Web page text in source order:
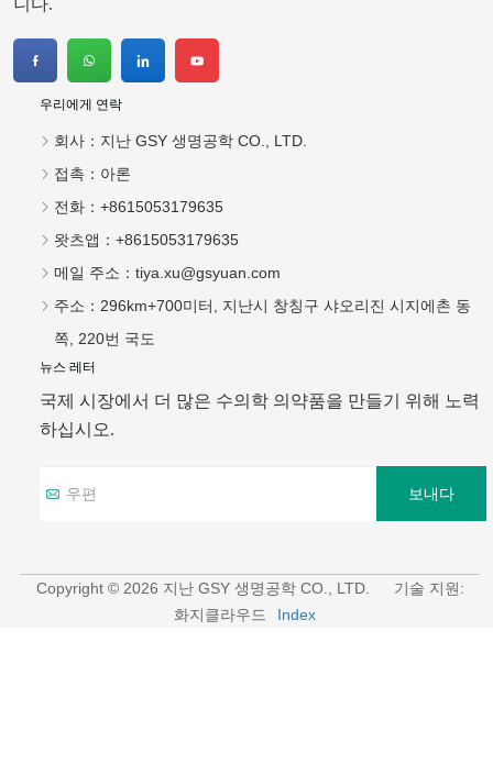
니다.
우리에게 연락
회사： 지난 GSY 생명공학 CO., LTD.
접촉： 아론
전화： +8615053179635
왓츠앱： +8615053179635
메일 주소： tiya.xu@gsyuan.com
주소： 296km+700미터, 지난시 창칭구 샤오리진 시지에촌 동
쪽, 220번 국도
뉴스 레터
국제 시장에서 더 많은 수의학 의약품을 만들기 위해 노력
하십시오.
보내다
Copyright © 2026 지난 GSY 생명공학 CO., LTD.
기술 지원:
화지클라우드
Index